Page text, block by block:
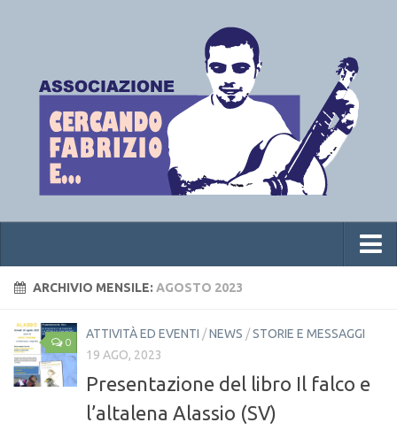
Home
News
Premio letterario
SOS persone scomparse
ARCHIVIO MENSILE: AGOSTO 2023
0
ATTIVITÀ ED EVENTI /NEWS /STORIE E MESSAGGI
19 AGO, 2023
Presentazione del libro Il falco e
l’altalena Alassio (SV)